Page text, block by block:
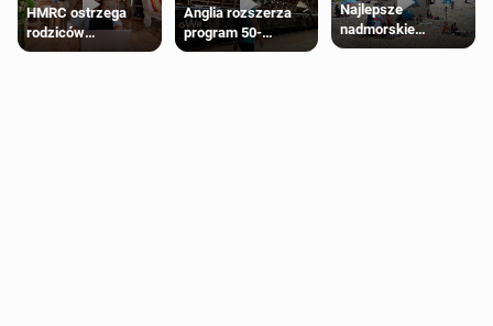
HMRC ostrzega
rodziców
pobierających Child
Anglia rozszerza
program 50-
procentowych
Najlepsze
nadmorskie
miasteczko blisko